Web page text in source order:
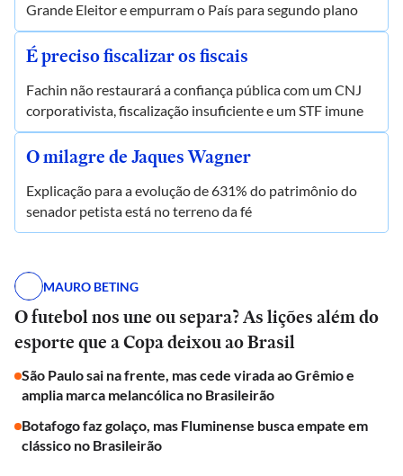
Grande Eleitor e empurram o País para segundo plano
É preciso fiscalizar os fiscais
Fachin não restaurará a confiança pública com um CNJ
corporativista, fiscalização insuficiente e um STF imune
O milagre de Jaques Wagner
Explicação para a evolução de 631% do patrimônio do
senador petista está no terreno da fé
MAURO BETING
O futebol nos une ou separa? As lições além do
esporte que a Copa deixou ao Brasil
São Paulo sai na frente, mas cede virada ao Grêmio e
amplia marca melancólica no Brasileirão
Botafogo faz golaço, mas Fluminense busca empate em
clássico no Brasileirão